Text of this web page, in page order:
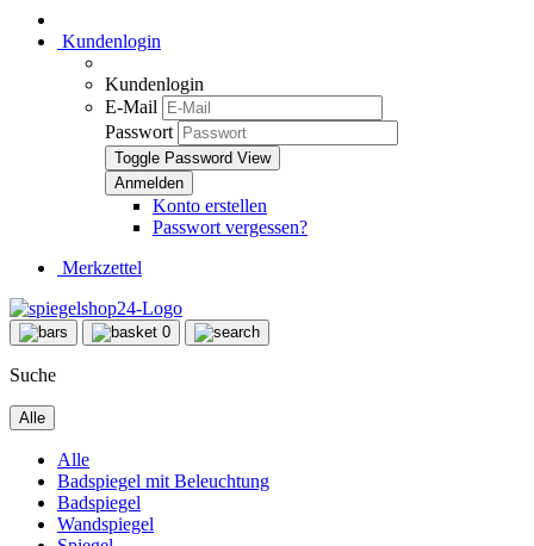
Kundenlogin
Kundenlogin
E-Mail
Passwort
Toggle Password View
Konto erstellen
Passwort vergessen?
Merkzettel
0
Suche
Alle
Alle
Badspiegel mit Beleuchtung
Badspiegel
Wandspiegel